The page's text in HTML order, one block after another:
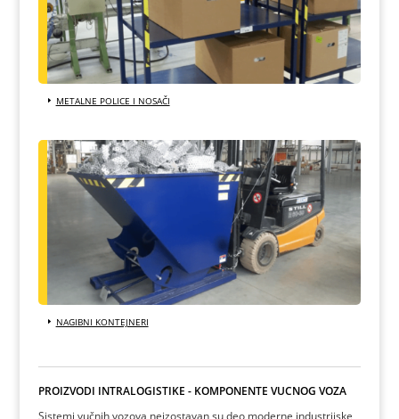
METALNE POLICE I NOSAČI
NAGIBNI KONTEJNERI
PROIZVODI INTRALOGISTIKE - KOMPONENTE VUČNOG VOZA